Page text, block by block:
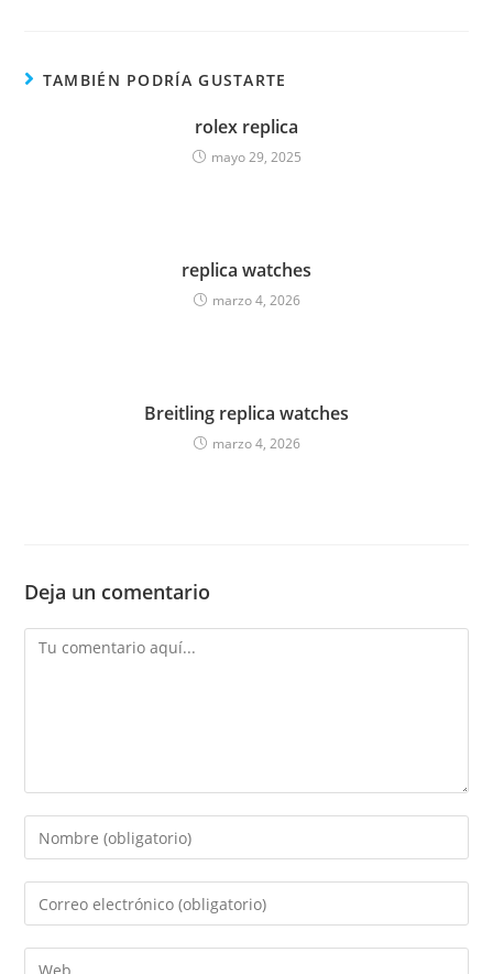
TAMBIÉN PODRÍA GUSTARTE
rolex replica
mayo 29, 2025
replica watches
marzo 4, 2026
Breitling replica watches
marzo 4, 2026
Deja un comentario